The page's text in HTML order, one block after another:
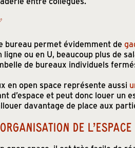
bureau permet évidemment de
ou en U, beaucoup plus de
de bureaux individuels
en open space représente aussi
d’espace et peut donc louer un
davantage de place aux
DE